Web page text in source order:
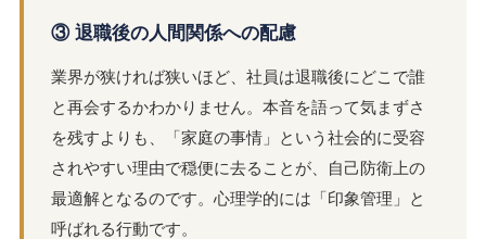
③ 退職後の人間関係への配慮
業界が狭ければ狭いほど、社員は退職後にどこで誰
と再会するかわかりません。本音を語って気まずさ
を残すよりも、「家庭の事情」という社会的に受容
されやすい理由で穏便に去ることが、自己防衛上の
最適解となるのです。心理学的には「印象管理」と
呼ばれる行動です。